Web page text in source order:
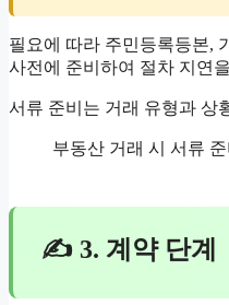
필요에 따라 주민등록등본,
사전에 준비하여 절차 지연
서류 준비는 거래 유형과 상
부동산 거래 시 서류
✍ 3. 계약 단계